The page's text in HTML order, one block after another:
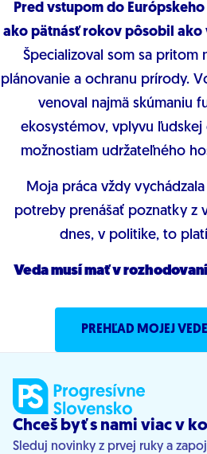
Pred vstupom do
ako pätnásť rokov pôsobil ako
Špecializoval som sa pritom
plánovanie a ochranu prírody.
venoval najmä skúmaniu
ekosystémov, vplyvu
možnostiam udržateľného
Moja práca vždy
potreby prenášať poznatky z
dnes, v politike, to
Veda musí mať v
PREHĽAD MOJEJ
Chceš byť s nami viac v
Sleduj novinky z prvej ruky a